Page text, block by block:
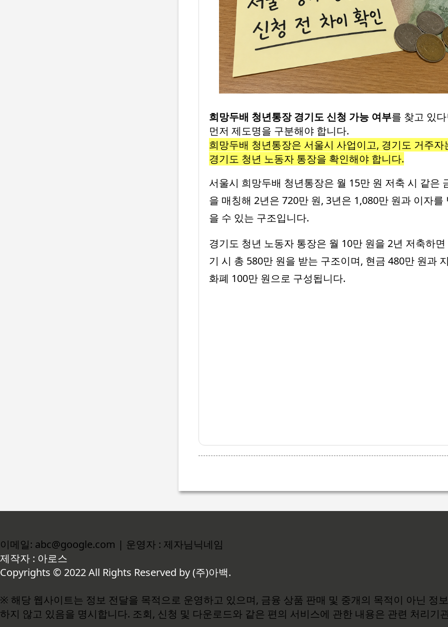
희망두배 청년통장 경기도 신청 가능 여부를 찾고 있
먼저 제도명을 구분해야 합니다.
희망두배 청년통장은 서울시 사업이고, 경기도 거주자
경기도 청년 노동자 통장을 확인해야 합니다.
서울시 희망두배 청년통장은 월 15만 원 저축 시 같은
을 매칭해 2년은 720만 원, 3년은 1,080만 원과 이자를
을 수 있는 구조입니다.
경기도 청년 노동자 통장은 월 10만 원을 2년 저축하면
기 시 총 580만 원을 받는 구조이며, 현금 480만 원과
화폐 100만 원으로 구성됩니다.
이메일: abc@google.com | 운영자 : 제자님닉네임
제작자 : 아로스
Copyrights © 2022 All Rights Reserved by (주)아백.
※ 해당 웹사이트는 정보 전달을 목적으로 운영하고 있으며, 금융 상품 판매 및 중개의 목적이 아닌 정
하지 않고 있음을 명시합니다. 조회, 신청 및 다운로드와 같은 편의 서비스에 관한 내용은 관련 처리기